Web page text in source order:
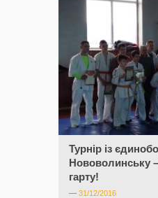
Турнір із
Нововолинську
гарту!
— 31/12/2016